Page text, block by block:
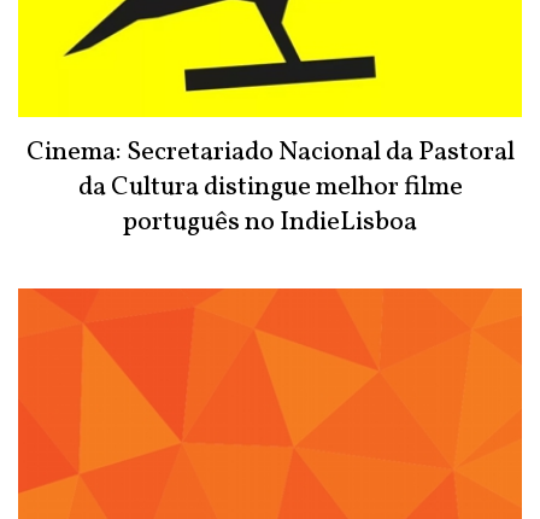
Cinema: Secretariado Nacional da Pastoral
da Cultura distingue melhor filme
português no IndieLisboa